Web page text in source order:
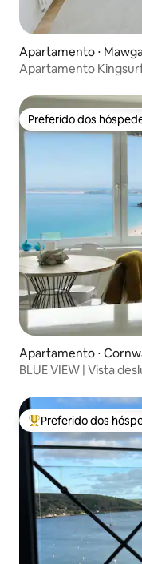
Apartamento ⋅
Apartamento Kingsurf 🌊 Vista para o
Preferido dos
Preferido dos
Apartamento ⋅
BLUE VIEW
Entre os melhores
Preferido dos